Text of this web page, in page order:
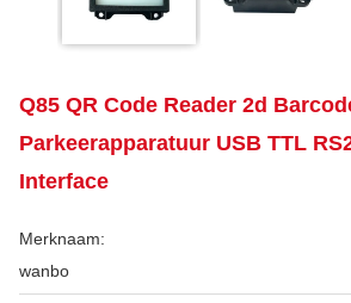
Q85 QR Code Reader 2d
Parkeerapparatuur USB TTL
Interface
Merknaam:
wanbo